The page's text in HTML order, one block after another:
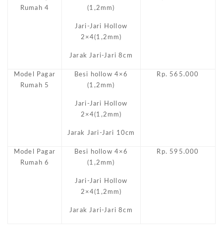
Rumah 4
(1,2mm)
Jari-Jari Hollow
2×4(1,2mm)
Jarak Jari-Jari 8cm
Model Pagar
Rumah 5
Besi hollow 4×6
(1,2mm)
Jari-Jari Hollow
2×4(1,2mm)
Jarak Jari-Jari 10cm
Rp. 565.000
Model Pagar
Rumah 6
Besi hollow 4×6
(1,2mm)
Jari-Jari Hollow
2×4(1,2mm)
Jarak Jari-Jari 8cm
Rp. 595.000